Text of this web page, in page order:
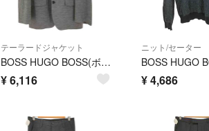
テーラードジャケット
BOSS HUGO BOSS(ボスヒューゴボス) ストレッチテーラードジャケット
¥6,116
ニット/セーター
¥4,686